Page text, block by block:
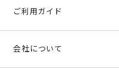
ご利用ガイド
会社について